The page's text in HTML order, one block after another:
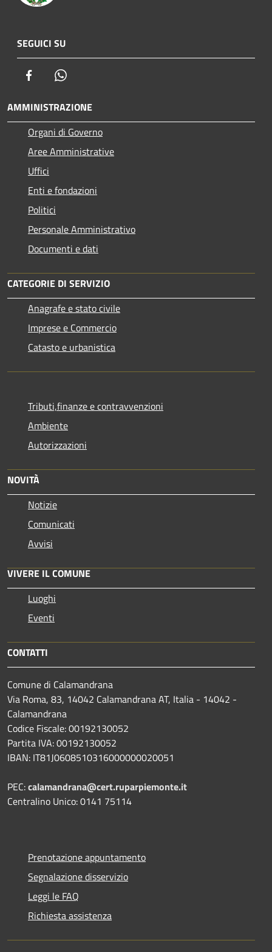
SEGUICI SU
Facebook
AMMINISTRAZIONE
Organi di Governo
Aree Amministrative
Uffici
Enti e fondazioni
Politici
Personale Amministrativo
Documenti e dati
CATEGORIE DI SERVIZIO
Anagrafe e stato civile
Imprese e Commercio
Catasto e urbanistica
Tributi,finanze e contravvenzioni
Ambiente
Autorizzazioni
NOVITÀ
Notizie
Comunicati
Avvisi
VIVERE IL COMUNE
Luoghi
Eventi
CONTATTI
Comune di Calamandrana
Via Roma, 83, 14042 Calamandrana AT, Italia - 14042 -
Calamandrana
Codice Fiscale: 00192130052
Partita IVA: 00192130052
IBAN: IT81J0608510316000000020051
PEC:calamandrana@cert.ruparpiemonte.it
Centralino Unico: 0141 75114
Prenotazione appuntamento
Segnalazione disservizio
Leggi le FAQ
Richiesta assistenza